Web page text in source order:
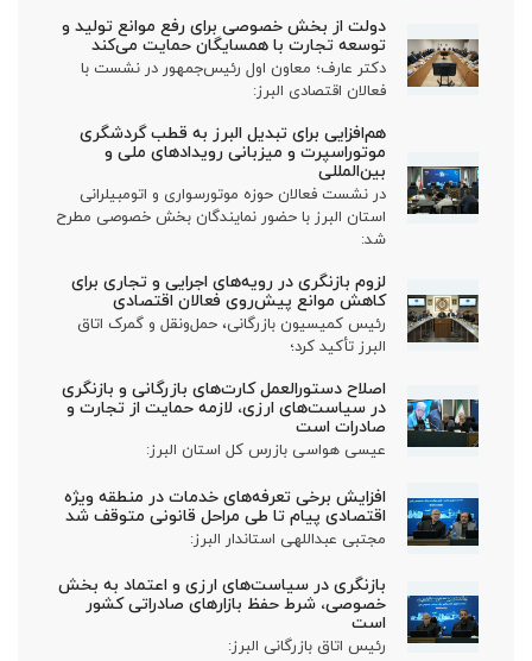
دولت از بخش خصوصی برای رفع موانع تولید و
توسعه تجارت با همسایگان حمایت می‌کند
دکتر عارف؛ معاون اول رئیس‌جمهور در نشست با
فعالان اقتصادی البرز:
هم‌افزایی برای تبدیل البرز به قطب گردشگری
موتوراسپرت و میزبانی رویدادهای ملی و
بین‌المللی
در نشست فعالان حوزه موتورسواری و اتومبیلرانی
استان البرز با حضور نمایندگان بخش خصوصی مطرح
شد:
لزوم بازنگری در رویه‌های اجرایی و تجاری برای
کاهش موانع پیش‌روی فعالان اقتصادی
رئیس کمیسیون بازرگانی، حمل‌ونقل و گمرک اتاق
البرز تأکید کرد؛
اصلاح دستورالعمل کارت‌های بازرگانی و بازنگری
در سیاست‌های ارزی، لازمه حمایت از تجارت و
صادرات است
عیسی هواسی بازرس کل استان البرز:
افزایش برخی تعرفه‌های خدمات در منطقه ویژه
اقتصادی پیام تا طی مراحل قانونی متوقف شد
مجتبی عبداللهی استاندار البرز:
بازنگری در سیاست‌های ارزی و اعتماد به بخش
خصوصی، شرط حفظ بازارهای صادراتی کشور
است
رئیس اتاق بازرگانی البرز: